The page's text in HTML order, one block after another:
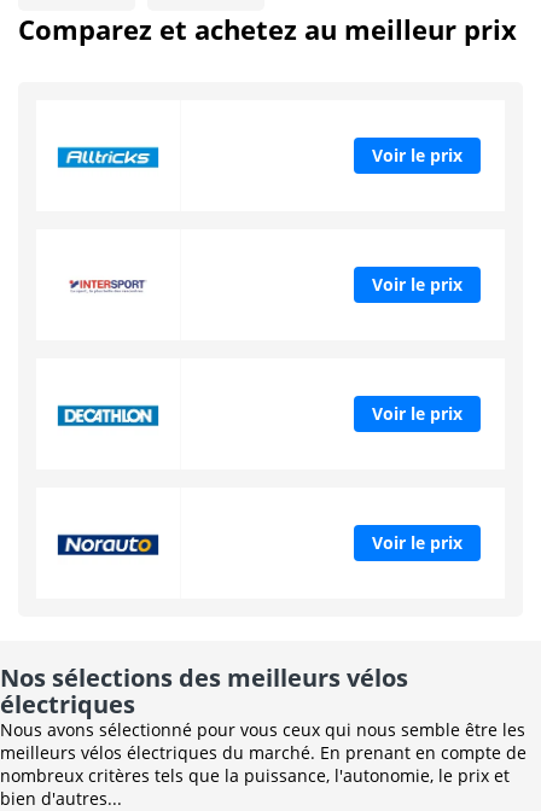
Comparez et achetez au meilleur prix
Voir le prix
Voir le prix
Voir le prix
Voir le prix
Nos sélections des meilleurs vélos
électriques
Nous avons sélectionné pour vous ceux qui nous semble être les
meilleurs vélos électriques du marché. En prenant en compte de
nombreux critères tels que la puissance, l'autonomie, le prix et
bien d'autres...